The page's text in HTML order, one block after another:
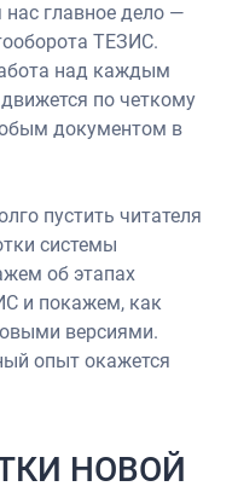
главное дело —
ТЕЗИС.
над каждым
по четкому
документом в
пустить читателя
системы
об этапах
и покажем, как
версиями.
опыт окажется
НОВОЙ